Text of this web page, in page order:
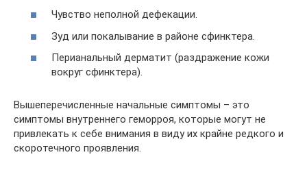
Чувство неполной дефекации.
Зуд или покалывание в районе сфинктера.
Перианальный дерматит (раздражение кожи
вокруг сфинктера).
Вышеперечисленные начальные симптомы – это
симптомы внутреннего геморроя, которые могут не
привлекать к себе внимания в виду их крайне редкого и
скоротечного проявления.